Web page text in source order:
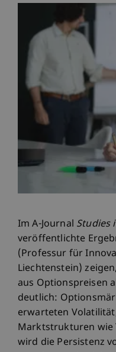
Im A-Journal Studies
veröffentlichte
(Professur für
Liechtenstein)
aus Optionspreisen
deutlich:
erwarteten
Marktstrukturen wie
wird die Persistenz